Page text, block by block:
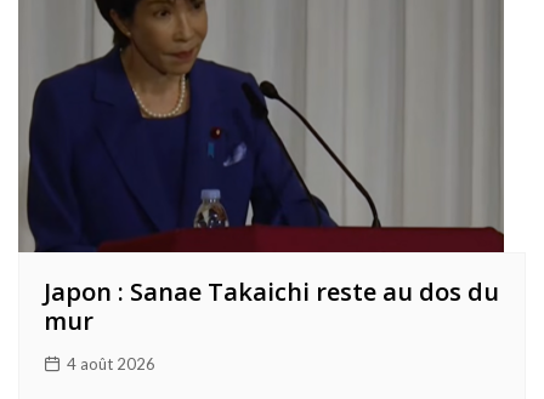
Japon : Sanae Takaichi reste au dos du
mur
4 août 2026